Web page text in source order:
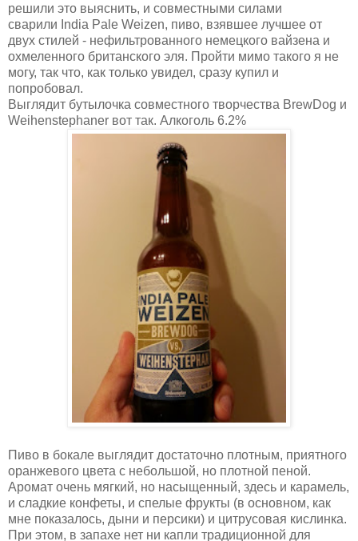
решили это выяснить, и совместными силами
сварили India Pale Weizen, пиво, взявшее лучшее от
двух стилей - нефильтрованного немецкого вайзена и
охмеленного британского эля. Пройти мимо такого я не
могу, так что, как только увидел, сразу купил и
попробовал.
Выглядит бутылочка совместного творчества BrewDog и
Weihenstephaner вот так. Алкоголь 6.2%
Пиво в бокале выглядит достаточно плотным, приятного
оранжевого цвета с небольшой, но плотной пеной.
Аромат очень мягкий, но насыщенный, здесь и карамель,
и сладкие конфеты, и спелые фрукты (в основном, как
мне показалось, дыни и персики) и цитрусовая кислинка.
При этом, в запахе нет ни капли традиционной для